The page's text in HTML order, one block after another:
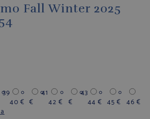
Fall Winter 2025
39
40 €
41
€
42 €
43
€
44 € 45 € 46 €